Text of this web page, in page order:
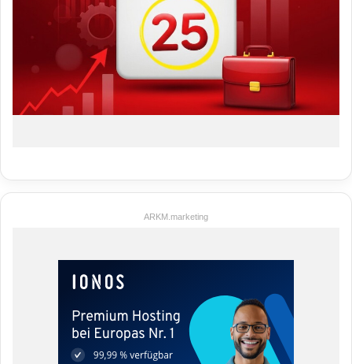
ARKM.marketing